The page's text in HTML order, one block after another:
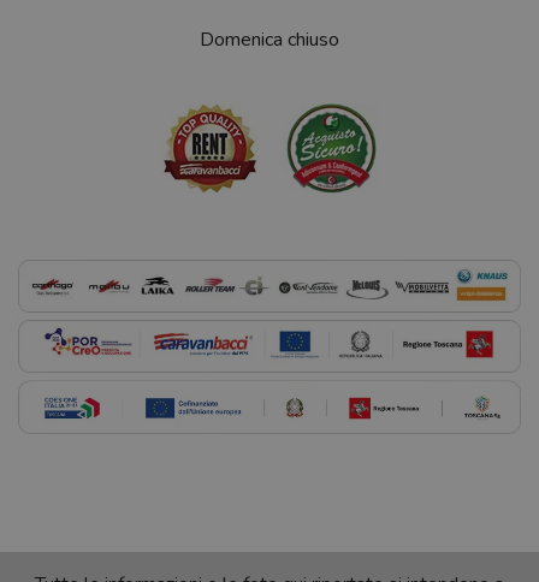
Domenica chiuso